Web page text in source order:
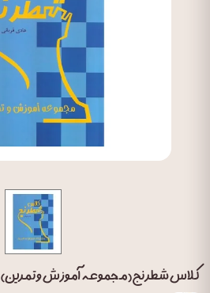
کلاس شطرنج (مجموعه آموزش و تمرین)